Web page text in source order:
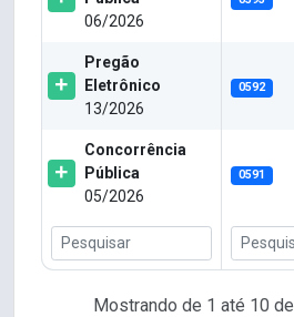
06/2026
Pregão
Eletrônico
13/2026
0592
Concorrência
Pública
05/2026
0591
Mostrando de 1 até 10